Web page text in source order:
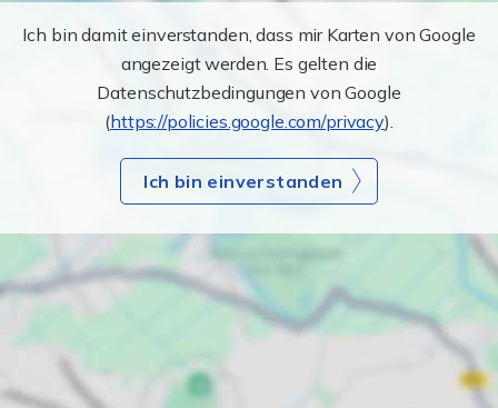
Ich bin damit einverstanden, dass mir Karten von Google
angezeigt werden. Es gelten die
Datenschutzbedingungen von Google
(https://policies.google.com/privacy).
Ich bin einverstanden